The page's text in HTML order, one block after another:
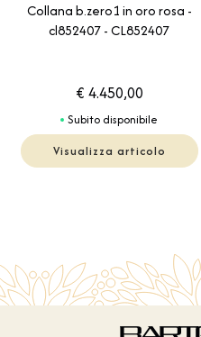
Collana b.zero1 in oro rosa -
cl852407 - CL852407
€ 4.450,00
Subito disponibile
Visualizza articolo